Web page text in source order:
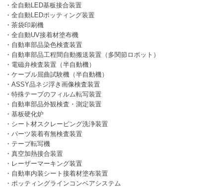
・全自動LED基板接合装置
・全自動LEDポッティング装置
・茶袋印刷機
・全自動UV接着材塗布機
・自動車部品染色検査装置
・自動車部品工程間自動搬送装置（多関節ロボット）
・電磁弁検査装置（半自動機）
・ケーブル屈曲試験機（半自動機）
・ASSY品ネジ浮き画像検査装置
・特殊テープのフィルム転写装置
・自動車部品外観検査・測定装置
・基板硬化炉
・シート材スクレーピング洗浄装置
・パーツ装着有無検査装置
・テープ転写機
・真空加熱接合装置
・レーザーマーキング装置
・自動車内装シート接着材塗布装置
・ポッティングラインコンベアシステム